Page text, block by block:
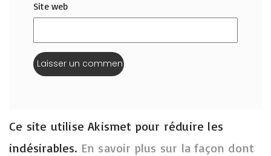
Site web
Ce site utilise Akismet pour réduire les
indésirables. En savoir plus sur la façon dont